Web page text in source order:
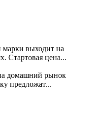
марки выходит на
Стартовая цена...
домашний рынок
предложат...